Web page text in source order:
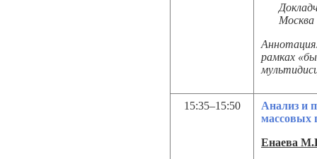
Москва
рамках
15:35–15:50
Анализ и
массовых
Енаева